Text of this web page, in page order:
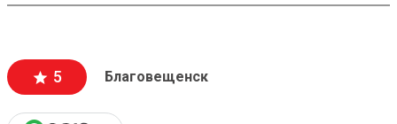
5 Благовещенск